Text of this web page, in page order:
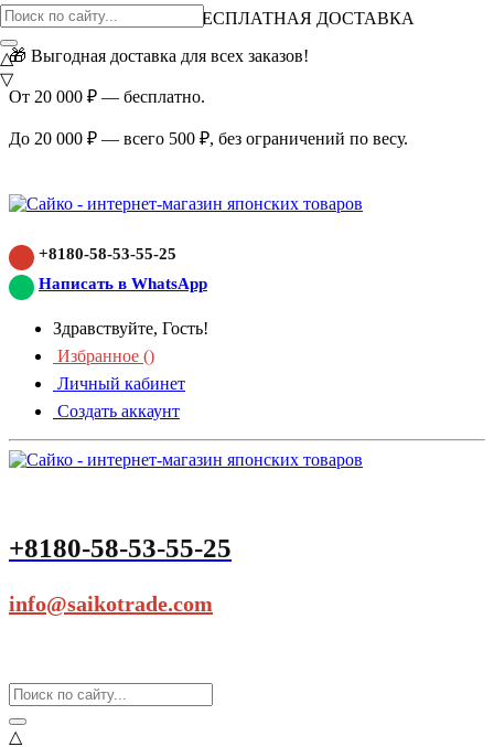
ВНИМАНИЕ АКЦИЯ!
БЕСПЛАТНАЯ ДОСТАВКА
🎁 Выгодная доставка для всех заказов!
От 20 000 ₽ — бесплатно.
До 20 000 ₽ — всего 500 ₽, без ограничений по весу.
+8180-58-53-55-25
Написать в WhatsApp
Здравствуйте, Гость!
Избранное ()
Личный кабинет
Создать аккаунт
+8180-58-53-55-25
info@saikotrade.com
△
△
▽